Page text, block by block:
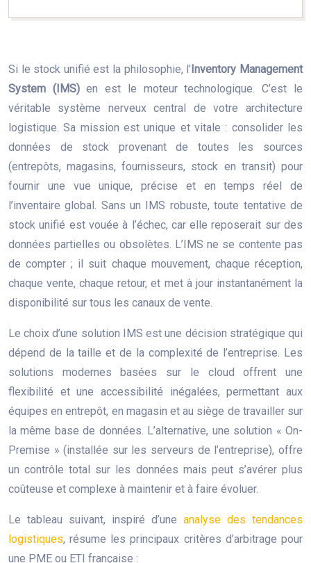
Si le stock unifié est la philosophie, l’Inventory Management
System (IMS)en est le moteur technologique. C’est le
véritable système nerveux central de votre architecture
logistique. Sa mission est unique et vitale : consolider les
données de stock provenant de toutes les sources
(entrepôts, magasins, fournisseurs, stock en transit) pour
fournir une vue unique, précise et en temps réel de
l’inventaire global. Sans un IMS robuste, toute tentative de
stock unifié est vouée à l’échec, car elle reposerait sur des
données partielles ou obsolètes. L’IMS ne se contente pas
de compter ; il suit chaque mouvement, chaque réception,
chaque vente, chaque retour, et met à jour instantanément la
disponibilité sur tous les canaux de vente.
Le choix d’une solution IMS est une décision stratégique qui
dépend de la taille et de la complexité de l’entreprise. Les
solutions modernes basées sur le cloud offrent une
flexibilité et une accessibilité inégalées, permettant aux
équipes en entrepôt, en magasin et au siège de travailler sur
la même base de données. L’alternative, une solution « On-
Premise » (installée sur les serveurs de l’entreprise), offre
un contrôle total sur les données mais peut s’avérer plus
coûteuse et complexe à maintenir et à faire évoluer.
Le tableau suivant, inspiré d’une analyse des tendances
logistiques, résume les principaux critères d’arbitrage pour
une PME ou ETI française :